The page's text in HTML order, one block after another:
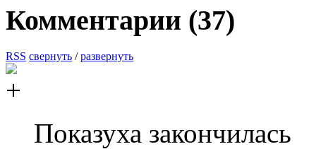
Комментарии (37)
RSS свернуть /развернуть
Показуха закончилась